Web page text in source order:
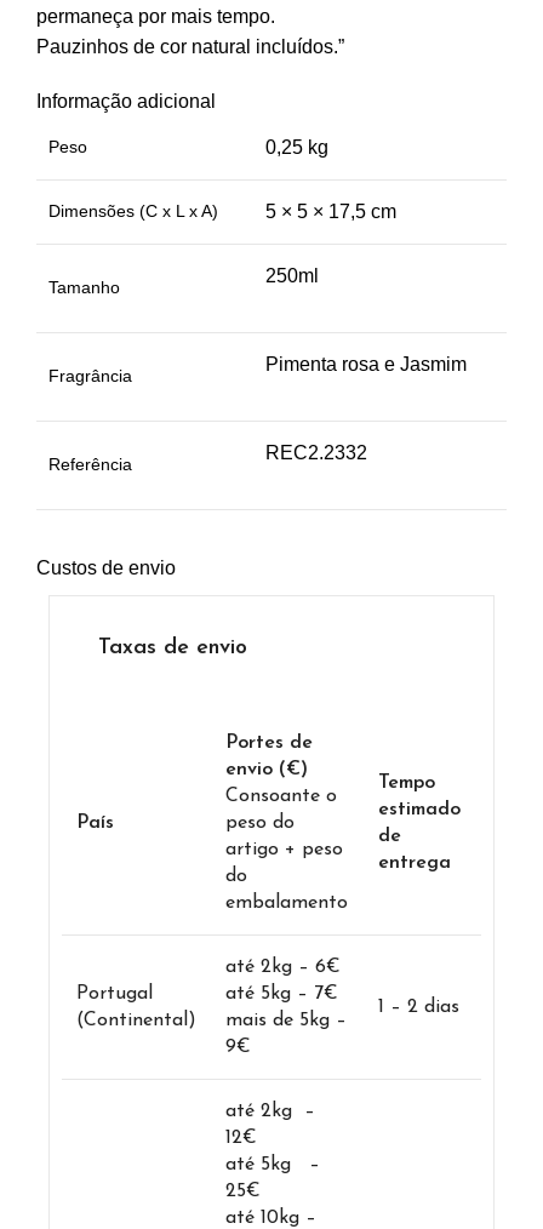
permaneça por mais tempo.
Pauzinhos de cor natural incluídos.”
Informação adicional
Peso 0,25 kg
Dimensões (C x L x A) 5 × 5 × 17,5 cm
Tamanho
250ml
Fragrância
Pimenta rosa e Jasmim
Referência
REC2.2332
Custos de envio
Taxas de envio
País
Portes de
envio (€)
Consoante o
peso do
artigo + peso
do
embalamento
Tempo
estimado
de
entrega
Portugal
(Continental)
até 2kg – 6€
até 5kg – 7€
mais de 5kg –
9€
1 – 2 dias
até 2kg –
12€
até 5kg –
25€
até 10kg –